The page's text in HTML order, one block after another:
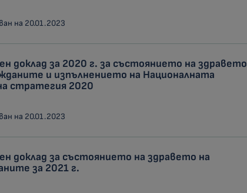
на 20.01.2023
доклад за 2020 г. за състоянието на здравето
и изпълнението на Националната
стратегия 2020
на 20.01.2023
доклад за състоянието на здравето на
за 2021 г.